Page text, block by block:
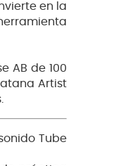
en la
AB de 100
Artist
Tube